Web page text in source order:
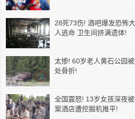
28死73伤! 酒吧爆发恐怖
人逃命 卫生间挤满遗体!
太惨! 60岁老人黄石公园
处骨折!
全国震怒! 13岁女孩深夜
案酒店遭挖掘机推平!